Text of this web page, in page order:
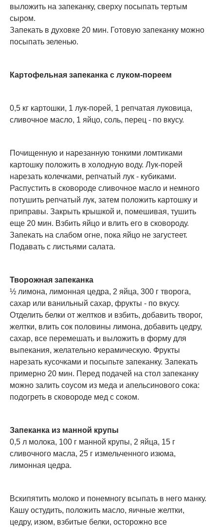
выложить на запеканку, сверху посыпать тертым
сыром.
Запекать в духовке 20 мин. Готовую запеканку можно
посыпать зеленью.
Картофельная запеканка с луком-пореем
0,5 кг картошки, 1 лук-порей, 1 репчатая луковица,
сливочное масло, 1 яйцо, соль, перец - по вкусу.
Почищенную и нарезанную тонкими ломтиками
картошку положить в холодную воду. Лук-порей
нарезать колечками, репчатый лук - кубиками.
Распустить в сковороде сливочное масло и немного
потушить репчатый лук, затем положить картошку и
приправы. Закрыть крышкой и, помешивая, тушить
еще 20 мин. Взбить яйцо и влить его в сковороду.
Запекать на слабом огне, пока яйцо не загустеет.
Подавать с листьями салата.
Творожная запеканка
½ лимона, лимонная цедра, 2 яйца, 300 г творога,
сахар или ванильный сахар, фрукты - по вкусу.
Отделить белки от желтков и взбить, добавить творог,
желтки, влить сок половины лимона, добавить цедру,
сахар, все перемешать и выложить в форму для
выпекания, желательно керамическую. Фрукты
нарезать кусочками и посыпьте запеканку. Запекать
примерно 20 мин. Перед подачей на стол запеканку
можно залить соусом из меда и апельсинового сока:
подогреть в сковороде мед с соком.
Запеканка из манной крупы
0,5 л молока, 100 г манной крупы, 2 яйца, 15 г
сливочного масла, 25 г измельченного изюма,
лимонная цедра.
Вскипятить молоко и понемногу всыпать в него манку.
Кашу остудить, положить масло, яичные желтки,
цедру, изюм, взбитые белки, осторожно все